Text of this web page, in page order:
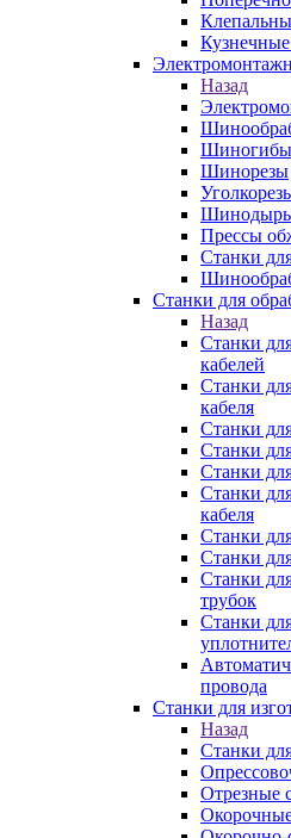
Назад
Шиногибы
Шинорезы
Прессы
Станки
Станки для
Назад
Станки
кабелей
Станки
кабеля
Станки
Станки
Станки
Станки
кабеля
Станки
Станки
Станки
трубок
Станки
провода
Станки для
Назад
Станки
Отрезные